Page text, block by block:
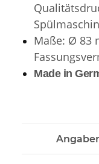
Maße: Ø 83
Made in